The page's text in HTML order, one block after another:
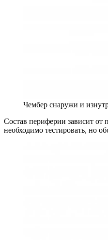
Чембер снаружи и
Состав периферии зависит от
необходимо тестировать, но